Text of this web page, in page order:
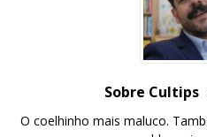
Sobre Cultips
O coelhinho mais maluco.